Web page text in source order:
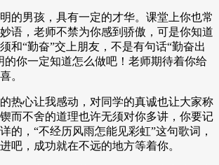
男孩，具有一定的才华。课堂上你也常
语，老师不禁为你感到骄傲，可是你知道
和“勤奋”交上朋友，不是有句话“勤奋出
的你一定知道怎么做吧！老师期待着你给
。
心让我感动，对同学的真诚也让大家称
而不舍的道理也许无须对你多讲，你要记
的，“不经历风雨怎能见彩虹”这句歌词，
吧，成功就在不远的地方等着你。